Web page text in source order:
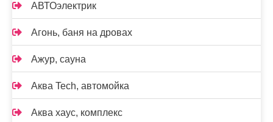
АВТОэлектрик
Агонь, баня на дровах
Ажур, сауна
Аква Tech, автомойка
Аква хаус, комплекс